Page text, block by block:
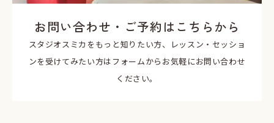
お問い合わせ・ご予約はこちらから
スタジオスミカをもっと知りたい方、レッスン・セッショ
ンを受けてみたい方はフォームからお気軽にお問い合わせ
ください。